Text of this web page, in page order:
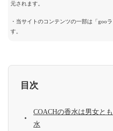
元されます。
・当サイトのコンテンツの一部は「goo
す。
目次
COACHの香水は男女と
水